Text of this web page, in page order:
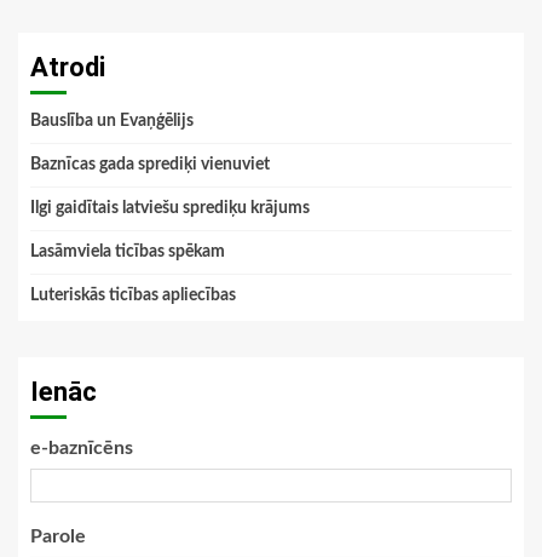
Atrodi
Bauslība un Evaņģēlijs
Baznīcas gada sprediķi vienuviet
Ilgi gaidītais latviešu sprediķu krājums
Lasāmviela ticības spēkam
Luteriskās ticības apliecības
Ienāc
e-baznīcēns
Parole